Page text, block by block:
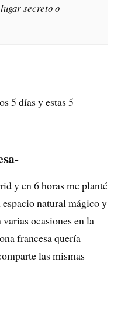
secreto o
5 días y estas 5
y en 6 horas me planté
natural mágico y
ocasiones en la
francesa quería
las mismas